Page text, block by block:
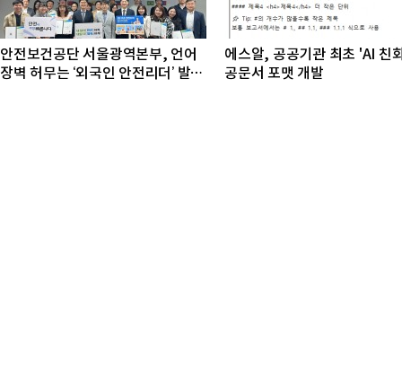
안전보건공단 서울광역본부, 언어
장벽 허무는 ‘외국인 안전리더’ 발대
에스알, 공공기관 최초 'AI 친
공문서 포맷 개발